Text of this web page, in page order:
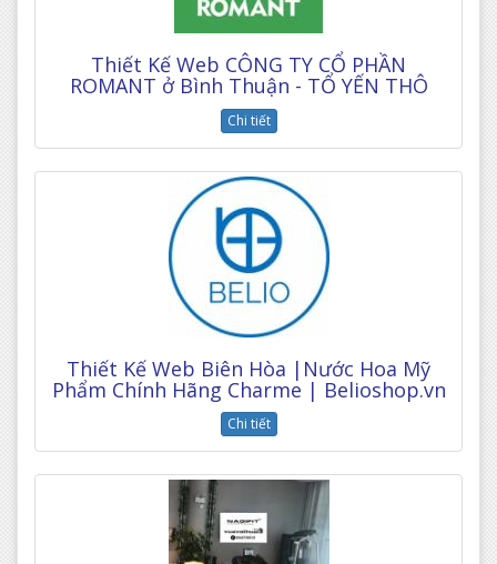
Thiết Kế Web CÔNG TY CỔ PHẦN
ROMANT ở Bình Thuận - TỔ YẾN THÔ
Chi tiết
Thiết Kế Web Biên Hòa |Nước Hoa Mỹ
Phẩm Chính Hãng Charme | Belioshop.vn
Chi tiết